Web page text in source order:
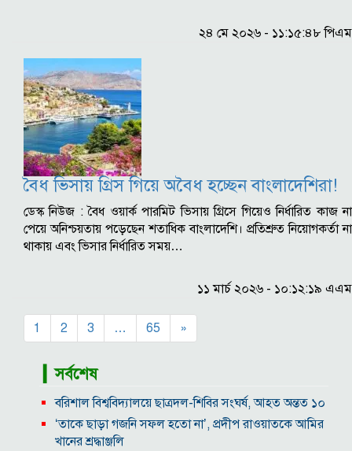
২৪ মে ২০২৬ - ১১:১৫:৪৮ পিএম
বৈধ ভিসায় গ্রিস গিয়ে অবৈধ হচ্ছেন বাংলাদেশিরা!
ডেস্ক নিউজ : বৈধ ওয়ার্ক পারমিট ভিসায় গ্রিসে গিয়েও নির্ধারিত কাজ না
পেয়ে অনিশ্চয়তায় পড়েছেন শতাধিক বাংলাদেশি। প্রতিশ্রুত নিয়োগকর্তা না
থাকায় এবং ভিসার নির্ধারিত সময়…
১১ মার্চ ২০২৬ - ১০:১২:১৯ এএম
1 2 3 … 65 »
▎সর্বশেষ
বরিশাল বিশ্ববিদ্যালয়ে ছাত্রদল-শিবির সংঘর্ষ, আহত অন্তত ১০
‘তাকে ছাড়া গজনি সফল হতো না’, প্রদীপ রাওয়াতকে আমির
খানের শ্রদ্ধাঞ্জলি